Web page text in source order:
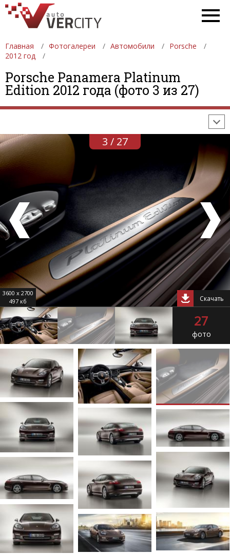
Главная Фотогалереи Автомобили
Porsche
2012 год
Porsche Panamera Platinum
Edition 2012 года (фото 3 из 27)
ФОТОГАЛЕРЕИ АВТОМОБИЛИ
ДЕВУШКИ
АВТОСАЛОНЫ
ФОРМУЛА-1
3 / 27
3600 x 2700
497 кб
Скачать
27
фото